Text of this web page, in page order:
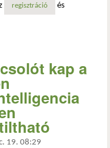
érkezik a firefox 148-ba
regisztráció és
kap a
19. 08:29